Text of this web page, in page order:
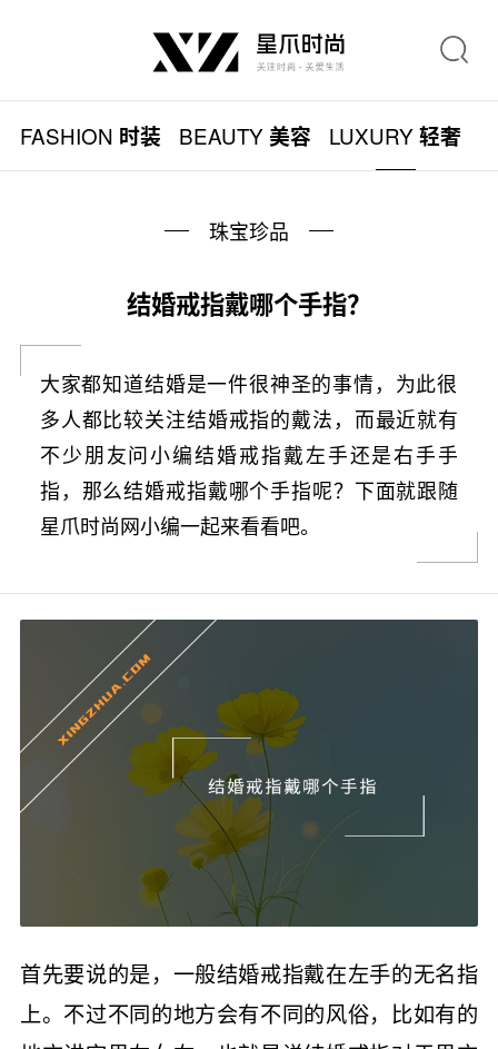
FASHION 时装 BEAUTY美容 LUXURY轻奢
珠宝珍品
结婚戒指戴哪个手指？
大家都知道结婚是一件很神圣的事情，为此很
多人都比较关注结婚戒指的戴法，而最近就有
不少朋友问小编结婚戒指戴左手还是右手手
指，那么结婚戒指戴哪个手指呢？下面就跟随
星爪时尚网小编一起来看看吧。
首先要说的是，一般结婚戒指戴在左手的无名指
上。不过不同的地方会有不同的风俗，比如有的